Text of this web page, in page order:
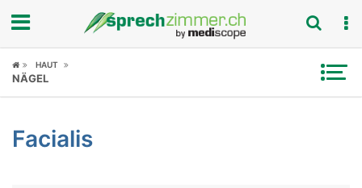
Fokus
Symptome
HAUT
NÄGEL
Facialis